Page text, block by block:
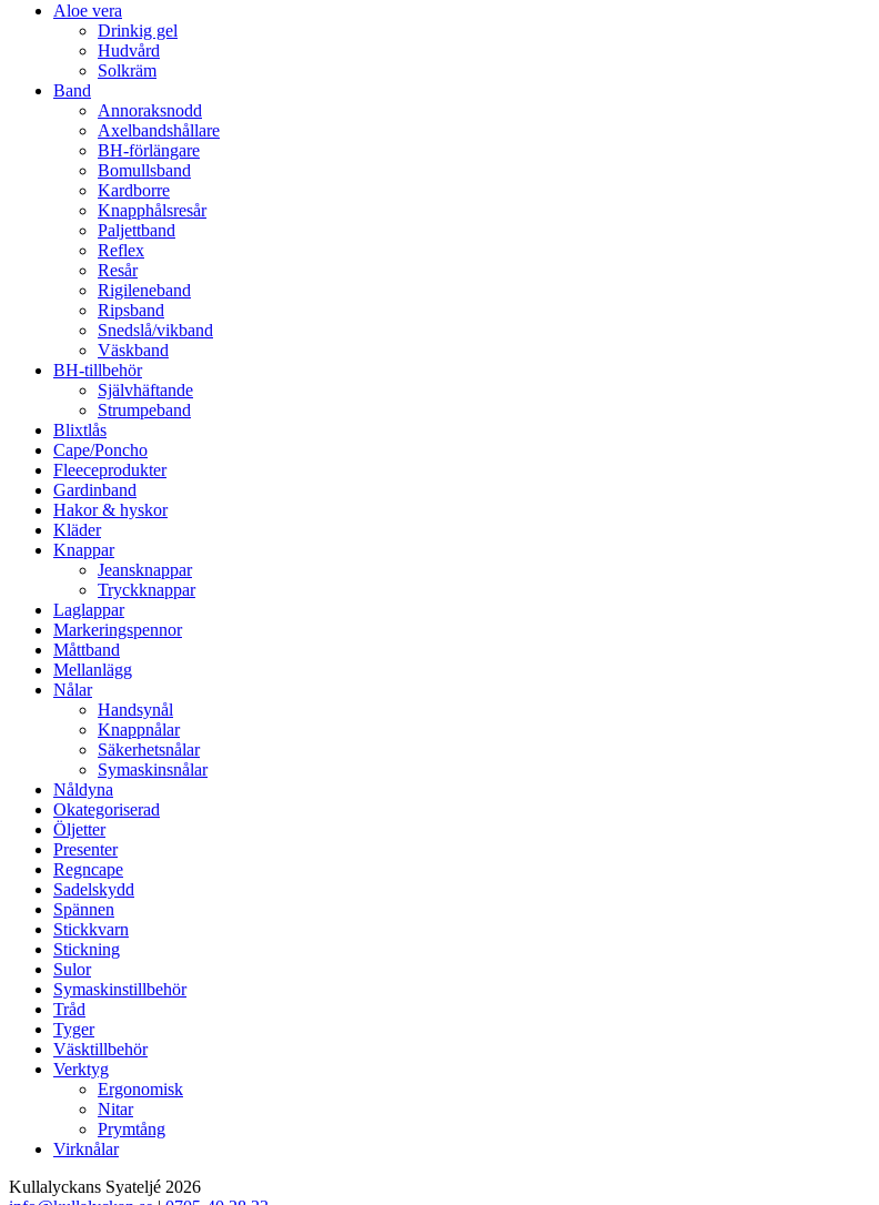
Aloe vera
Drinkig gel
Hudvård
Solkräm
Band
Annoraksnodd
Axelbandshållare
BH-förlängare
Bomullsband
Kardborre
Knapphålsresår
Paljettband
Reflex
Resår
Rigileneband
Ripsband
Snedslå/vikband
Väskband
BH-tillbehör
Självhäftande
Strumpeband
Blixtlås
Cape/Poncho
Fleeceprodukter
Gardinband
Hakor & hyskor
Kläder
Knappar
Jeansknappar
Tryckknappar
Laglappar
Markeringspennor
Måttband
Mellanlägg
Nålar
Handsynål
Knappnålar
Säkerhetsnålar
Symaskinsnålar
Nåldyna
Okategoriserad
Öljetter
Presenter
Regncape
Sadelskydd
Spännen
Stickkvarn
Stickning
Sulor
Symaskinstillbehör
Tråd
Tyger
Väsktillbehör
Verktyg
Ergonomisk
Nitar
Prymtång
Virknålar
Kullalyckans Syateljé 2026